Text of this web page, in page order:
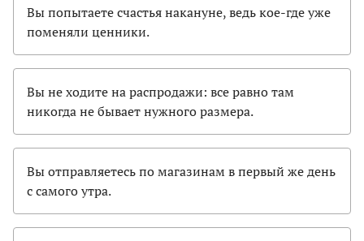
Вы попытаете счастья накануне, ведь кое-где уже
поменяли ценники.
Вы не ходите на распродажи: все равно там
никогда не бывает нужного размера.
Вы отправляетесь по магазинам в первый же день
с самого утра.